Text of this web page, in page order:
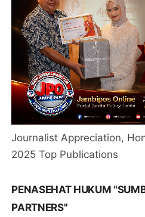
Journalist Appreciation,
2025 Top Publications
PENASEHAT HUKUM
PARTNERS"